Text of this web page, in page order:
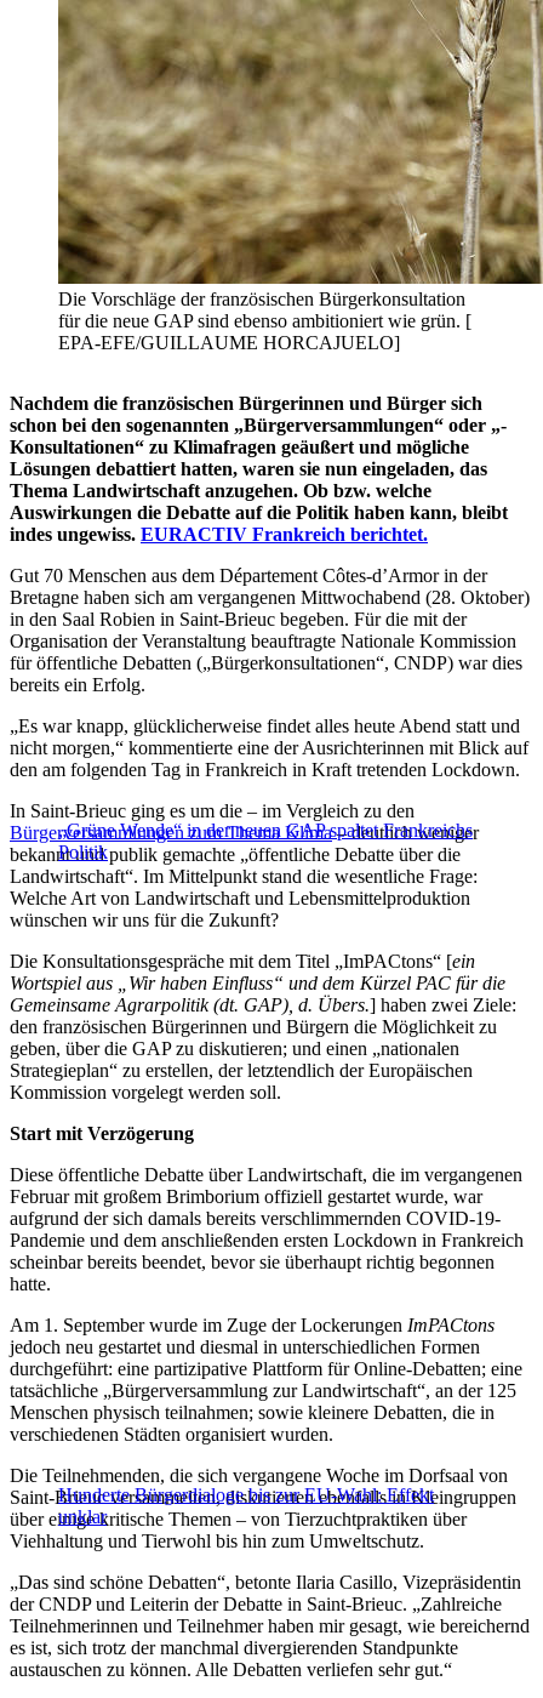
Die Vorschläge der französischen Bürgerkonsultation
für die neue GAP sind ebenso ambitioniert wie grün. [
EPA-EFE/GUILLAUME HORCAJUELO]
Nachdem die französischen Bürgerinnen und Bürger sich
schon bei den sogenannten „Bürgerversammlungen“ oder „-
Konsultationen“ zu Klimafragen geäußert und mögliche
Lösungen debattiert hatten, waren sie nun eingeladen, das
Thema Landwirtschaft anzugehen. Ob bzw. welche
Auswirkungen die Debatte auf die Politik haben kann, bleibt
indes ungewiss. EURACTIV Frankreich berichtet.
Gut 70 Menschen aus dem Département Côtes-d’Armor in der
Bretagne haben sich am vergangenen Mittwochabend (28. Oktober)
in den Saal Robien in Saint-Brieuc begeben. Für die mit der
Organisation der Veranstaltung beauftragte Nationale Kommission
für öffentliche Debatten („Bürgerkonsultationen“, CNDP) war dies
bereits ein Erfolg.
„Es war knapp, glücklicherweise findet alles heute Abend statt und
nicht morgen,“ kommentierte eine der Ausrichterinnen mit Blick auf
den am folgenden Tag in Frankreich in Kraft tretenden Lockdown.
„Grüne Wende“ in der neuen GAP spaltet Frankreichs
Politik
In Saint-Brieuc ging es um die – im Vergleich zu den
Bürgerversammlungen zum Thema Klima– deutlich weniger
bekannt und publik gemachte „öffentliche Debatte über die
Landwirtschaft“. Im Mittelpunkt stand die wesentliche Frage:
Welche Art von Landwirtschaft und Lebensmittelproduktion
wünschen wir uns für die Zukunft?
Die Konsultationsgespräche mit dem Titel „ImPACtons“ [ein
Wortspiel aus „Wir haben Einfluss“ und dem Kürzel PAC für die
Gemeinsame Agrarpolitik (dt. GAP), d. Übers.] haben zwei Ziele:
den französischen Bürgerinnen und Bürgern die Möglichkeit zu
geben, über die GAP zu diskutieren; und einen „nationalen
Strategieplan“ zu erstellen, der letztendlich der Europäischen
Kommission vorgelegt werden soll.
Start mit Verzögerung
Diese öffentliche Debatte über Landwirtschaft, die im vergangenen
Februar mit großem Brimborium offiziell gestartet wurde, war
aufgrund der sich damals bereits verschlimmernden COVID-19-
Pandemie und dem anschließenden ersten Lockdown in Frankreich
scheinbar bereits beendet, bevor sie überhaupt richtig begonnen
hatte.
Am 1. September wurde im Zuge der Lockerungen ImPACtons
jedoch neu gestartet und diesmal in unterschiedlichen Formen
durchgeführt: eine partizipative Plattform für Online-Debatten; eine
tatsächliche „Bürgerversammlung zur Landwirtschaft“, an der 125
Menschen physisch teilnahmen; sowie kleinere Debatten, die in
verschiedenen Städten organisiert wurden.
Hunderte Bürgerdialoge bis zur EU-Wahl: Effekt
unklar
Die Teilnehmenden, die sich vergangene Woche im Dorfsaal von
Saint-Brieuc versammelten, diskutierten ebenfalls in Kleingruppen
über einige kritische Themen – von Tierzuchtpraktiken über
Viehhaltung und Tierwohl bis hin zum Umweltschutz.
„Das sind schöne Debatten“, betonte Ilaria Casillo, Vizepräsidentin
der CNDP und Leiterin der Debatte in Saint-Brieuc. „Zahlreiche
Teilnehmerinnen und Teilnehmer haben mir gesagt, wie bereichernd
es ist, sich trotz der manchmal divergierenden Standpunkte
austauschen zu können. Alle Debatten verliefen sehr gut.“